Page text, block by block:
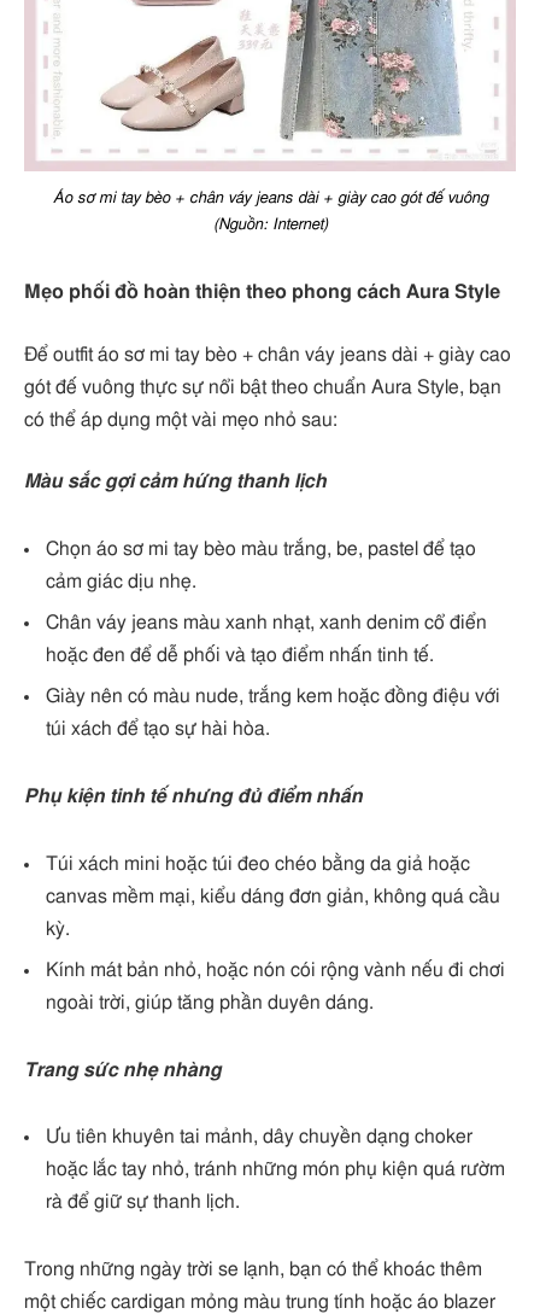
Áo sơ mi tay bèo + chân váy jeans dài + giày cao gót đế vuông
(Nguồn: Internet)
Mẹo phối đồ hoàn thiện theo phong cách Aura Style
Để outfit áo sơ mi tay bèo + chân váy jeans dài + giày cao
gót đế vuông thực sự nổi bật theo chuẩn Aura Style, bạn
có thể áp dụng một vài mẹo nhỏ sau:
Màu sắc gợi cảm hứng thanh lịch
Chọn áo sơ mi tay bèo màu trắng, be, pastel để tạo
cảm giác dịu nhẹ.
Chân váy jeans màu xanh nhạt, xanh denim cổ điển
hoặc đen để dễ phối và tạo điểm nhấn tinh tế.
Giày nên có màu nude, trắng kem hoặc đồng điệu với
túi xách để tạo sự hài hòa.
Phụ kiện tinh tế nhưng đủ điểm nhấn
Túi xách mini hoặc túi đeo chéo bằng da giả hoặc
canvas mềm mại, kiểu dáng đơn giản, không quá cầu
kỳ.
Kính mát bản nhỏ, hoặc nón cói rộng vành nếu đi chơi
ngoài trời, giúp tăng phần duyên dáng.
Trang sức nhẹ nhàng
Ưu tiên khuyên tai mảnh, dây chuyền dạng choker
hoặc lắc tay nhỏ, tránh những món phụ kiện quá rườm
rà để giữ sự thanh lịch.
Trong những ngày trời se lạnh, bạn có thể khoác thêm
một chiếc cardigan mỏng màu trung tính hoặc áo blazer